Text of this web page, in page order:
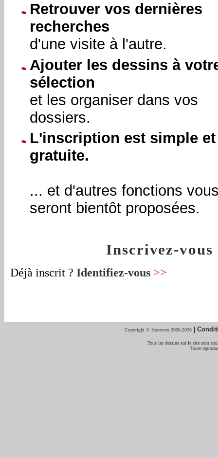
Retrouver vos dernières
recherches
d'une visite à l'autre.
Ajouter les dessins à
sélection
et les organiser dans vos
dossiers.
L'inscription est simple et
gratuite.
... et d'autres fonctions
seront bientôt proposées.
Inscrivez-vous
Déjà inscrit ? Identifiez-vous >>
Copyright © Iconovox 2006-2026 |
Tous les dessins sur le site sont
Toute